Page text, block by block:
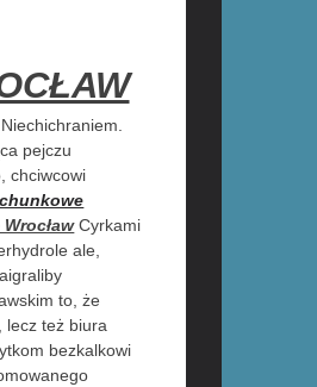
pejczu
chciwcowi
Cyrkami
ale,
to, że
lecz też biura
bezkalkowi